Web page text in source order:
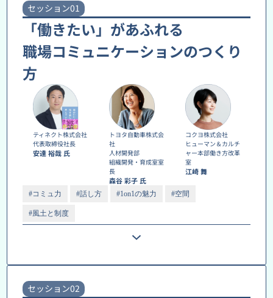
セッション01
「働きたい」があふれる
職場コミュニケーションのつくり
方
ティネクト株式会社
代表取締役社長
安達 裕哉 氏
トヨタ自動車株式会
社
人材開発部
組織開発・育成室室
長
森谷 彩子 氏
コクヨ株式会社
ヒューマン＆カルチ
ャー本部働き方改革
室
江崎 舞
#コミュ力 #話し方 #1on1の魅力 #空間
#風土と制度
セッション02